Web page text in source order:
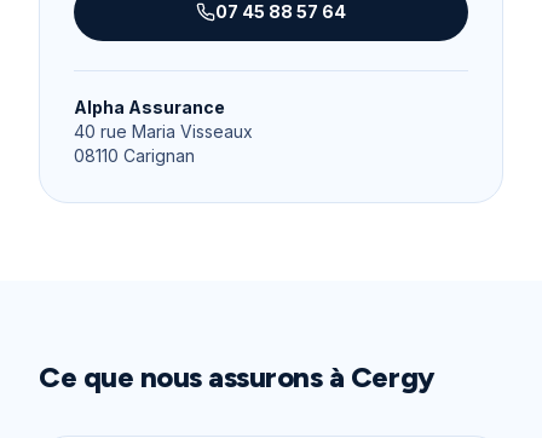
07 45 88 57 64
Alpha Assurance
40 rue Maria Visseaux
08110 Carignan
Ce que nous assurons à Cergy